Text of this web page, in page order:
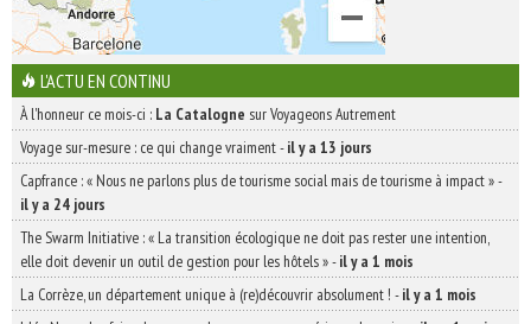
L'ACTU EN CONTINU
À l'honneur ce mois-ci : La Catalogne sur Voyageons Autrement
Voyage sur-mesure : ce qui change vraiment-il y a 13 jours
Capfrance : « Nous ne parlons plus de tourisme social mais de tourisme à impact »-
il y a 24 jours
The Swarm Initiative : « La transition écologique ne doit pas rester une intention,
elle doit devenir un outil de gestion pour les hôtels »-il y a 1 mois
La Corrèze, un département unique à (re)découvrir absolument ! -il y a 1 mois